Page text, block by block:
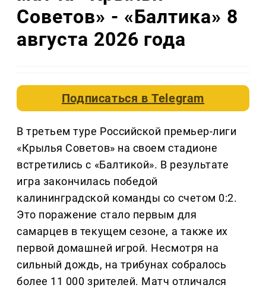
Советов» - «Балтика» 8
августа 2026 года
Подписаться вTelegram
В третьем туре Российской премьер-лиги
«Крылья Советов» на своем стадионе
встретились с «Балтикой». В результате
игра закончилась победой
калининградской команды со счетом 0:2.
Это поражение стало первым для
самарцев в текущем сезоне, а также их
первой домашней игрой. Несмотря на
сильный дождь, на трибунах собралось
более 11 000 зрителей. Матч отличался